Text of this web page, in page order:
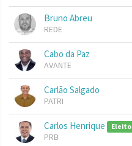
Bruno Abreu
REDE
Cabo da Paz
AVANTE
Carlão Salgado
PATRI
Carlos Henrique Eleito
PRB